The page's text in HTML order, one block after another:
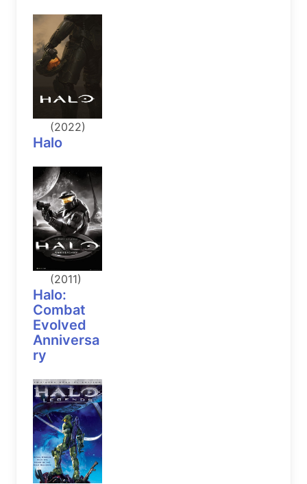
(2022)
Halo
(2011)
Halo:
Combat
Evolved
Anniversa
ry